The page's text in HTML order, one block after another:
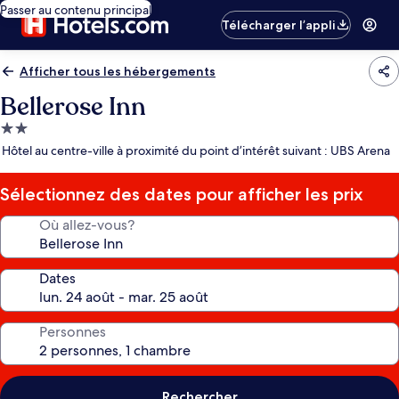
Passer au contenu principal
Télécharger l’appli
Afficher tous les hébergements
Bellerose Inn
Hébergement
2.0 étoiles
Hôtel au centre-ville à proximité du point d’intérêt suivant : UBS Arena
Sélectionnez des dates pour afficher les prix
Où allez-vous?
Dates
Personnes